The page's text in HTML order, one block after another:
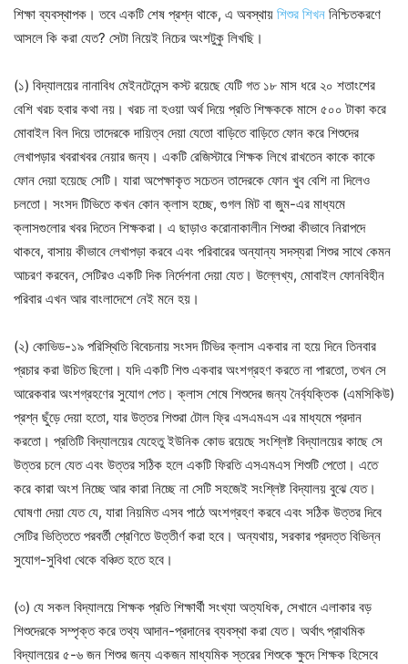
শিক্ষা ব্যবস্থাপক। তবে একটি শেষ প্রশ্ন থাকে, এ অবস্থায় শিশুর শিখন নিশ্চিতকরণে
আসলে কি করা যেত? সেটা নিয়েই নিচের অংশটুকু লিখছি।
(১) বিদ্যালয়ের নানাবিধ মেইনটেনেন্স কস্ট রয়েছে যেটি গত ১৮ মাস ধরে ২০ শতাংশের
বেশি খরচ হবার কথা নয়। খরচ না হওয়া অর্থ দিয়ে প্রতি শিক্ষককে মাসে ৫০০ টাকা করে
মোবাইল বিল দিয়ে তাদেরকে দায়িত্ব দেয়া যেতো বাড়িতে বাড়িতে ফোন করে শিশুদের
লেখাপড়ার খবরাখবর নেয়ার জন্য। একটি রেজিস্টারে শিক্ষক লিখে রাখতেন কাকে কাকে
ফোন দেয়া হয়েছে সেটি। যারা অপেক্ষাকৃত সচেতন তাদেরকে ফোন খুব বেশি না দিলেও
চলতো। সংসদ টিভিতে কখন কোন ক্লাস হচ্ছে, গুগল মিট বা জুম-এর মাধ্যমে
ক্লাসগুলোর খবর দিতেন শিক্ষকরা। এ ছাড়াও করোনাকালীন শিশুরা কীভাবে নিরাপদে
থাকবে, বাসায় কীভাবে লেখাপড়া করবে এবং পরিবারের অন্যান্য সদস্যরা শিশুর সাথে কেমন
আচরণ করবেন, সেটিরও একটি দিক নির্দেশনা দেয়া যেত। উল্লেখ্য, মোবাইল ফোনবিহীন
পরিবার এখন আর বাংলাদেশে নেই মনে হয়।
(২) কোভিড-১৯ পরিস্থিতি বিবেচনায় সংসদ টিভির ক্লাস একবার না হয়ে দিনে তিনবার
প্রচার করা উচিত ছিলো। যদি একটি শিশু একবার অংশগ্রহণ করতে না পারতো, তখন সে
আরেকবার অংশগ্রহণের সুযোগ পেত। ক্লাস শেষে শিশুদের জন্য নৈর্ব্যক্তিক (এমসিকিউ)
প্রশ্ন ছুঁড়ে দেয়া হতো, যার উত্তর শিশুরা টোল ফ্রি এসএমএস এর মাধ্যমে প্রদান
করতো। প্রতিটি বিদ্যালয়ের যেহেতু ইউনিক কোড রয়েছে সংশ্লিষ্ট বিদ্যালয়ের কাছে সে
উত্তর চলে যেত এবং উত্তর সঠিক হলে একটি ফিরতি এসএমএস শিশুটি পেতো। এতে
করে কারা অংশ নিচ্ছে আর কারা নিচ্ছে না সেটি সহজেই সংশ্লিষ্ট বিদ্যালয় বুঝে যেত।
ঘোষণা দেয়া যেত যে, যারা নিয়মিত এসব পাঠে অংশগ্রহণ করবে এবং সঠিক উত্তর দিবে
সেটির ভিত্তিতে পরবর্তী শ্রেণিতে উত্তীর্ণ করা হবে। অন্যথায়, সরকার প্রদত্ত বিভিন্ন
সুযোগ-সুবিধা থেকে বঞ্চিত হতে হবে।
(৩) যে সকল বিদ্যালয়ে শিক্ষক প্রতি শিক্ষার্থী সংখ্যা অত্যধিক, সেখানে এলাকার বড়
শিশুদেরকে সম্পৃক্ত করে তথ্য আদান-প্রদানের ব্যবস্থা করা যেত। অর্থাৎ প্রাথমিক
বিদ্যালয়ের ৫-৬ জন শিশুর জন্য একজন মাধ্যমিক স্তরের শিশুকে ক্ষুদে শিক্ষক হিসেবে